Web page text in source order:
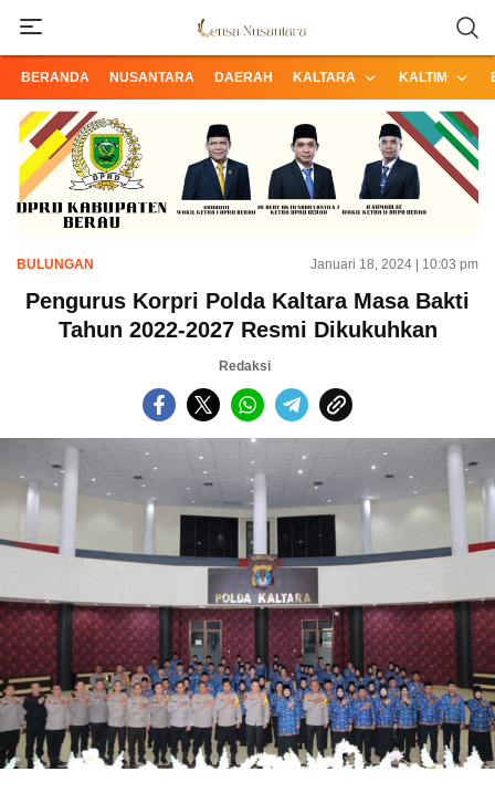
Lensa Nusantara
Informasi Terpercaya dari Nusantara
BERANDA NUSANTARA DAERAH KALTARA KALTIM
BULUNGAN Januari 18, 2024 | 10:03 pm
Pengurus Korpri Polda Kaltara Masa Bakti
Tahun 2022-2027 Resmi Dikukuhkan
Redaksi